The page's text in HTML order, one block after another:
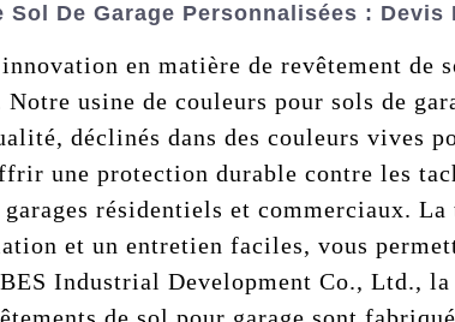
Sol De Garage Personnalisées :
en matière de revêtement de
usine de couleurs pour sols de
déclinés dans des couleurs
une protection durable contre les
résidentiels et commerciaux.
et un entretien faciles, vous
BES Industrial Development Co., Ltd.,